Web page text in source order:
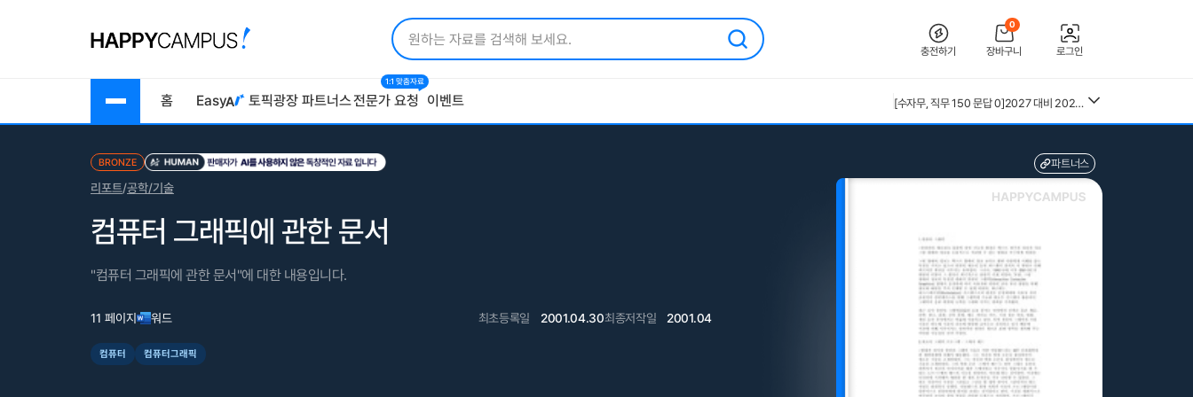
충전하기
0
장바구니 로그인
홈 Easy 토픽광장 파트너스전문가 요청
1:1 맞춤자료
이벤트
[수자무, 직무 150 문답 0]2027 대비 2026 한양대학교병원(서울) 신규 간호사 최종합격 AII IN ONE 대비서 (스펙, 자기소개서, 면접 기출, 직무 150개 문답0, 합격인증0)
중앙대 매경 합격 필기본 (매경테스트 독학 필수자료)
근로복지공단 울산병원 간호사 상세한 면접후기 및 기출질문답변 병원정보 직무상식 80선
수질환경기사 필기 총정리본
혈액원 간호사 최종합격 자소서
BRONZE
리포트/공학/기술
컴퓨터 그래픽에 관한 문서
"컴퓨터 그래픽에 관한 문서"에 대한 내용입니다.
11 페이지 워드 최초등록일 2001.04.30최종저작일 2001.04
컴퓨터 컴퓨터그래픽
파트너스